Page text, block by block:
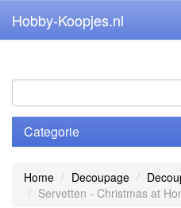
Hobby-Koopjes.nl
Categorie
Home Decoupage
Servetten - Christmas at